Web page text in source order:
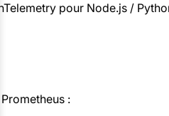
pour Node.js /
: